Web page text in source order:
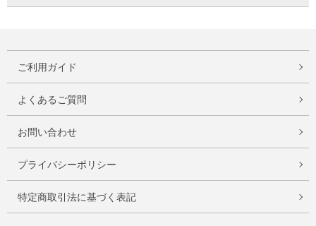
ご利用ガイド
よくあるご質問
お問い合わせ
プライバシーポリシー
特定商取引法に基づく表記